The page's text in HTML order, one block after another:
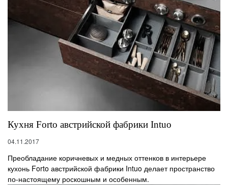
Кухня Forto австрийской фабрики Intuo
04.11.2017
Преобладание коричневых и медных оттенков в интерьере
кухонь Forto австрийской фабрики Intuo делает пространство
по-настоящему роскошным и особенным.